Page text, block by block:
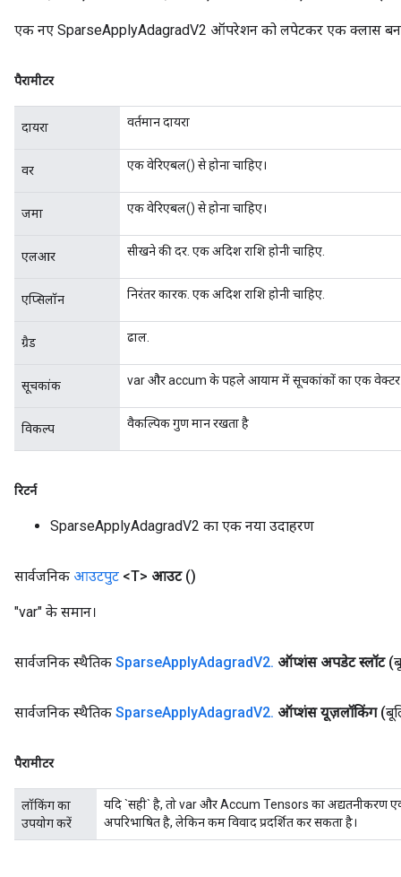
एक नए SparseApplyAdagradV2 ऑपरेशन को लपेटकर एक क्लास
पैरामीटर
दायरा वर्तमान दायरा
वर एक वेरिएबल() से होना चाहिए।
जमा एक वेरिएबल() से होना चाहिए।
एलआर सीखने की दर. एक अदिश राशि होनी चाहिए.
एप्सिलॉन निरंतर कारक. एक अदिश राशि होनी चाहिए.
ग्रैड ढाल.
सूचकांक var और accum के पहले आयाम में सूचकांकों का एक
विकल्प वैकल्पिक गुण मान रखता है
रिटर्न
SparseApplyAdagradV2 का एक नया उदाहरण
सार्वजनिक आउटपुट <T> आउट ()
"var" के समान।
सार्वजनिक स्थैतिक SparseApplyAdagradV2. ऑप्शंस अपडेट स्लॉट
सार्वजनिक स्थैतिक SparseApplyAdagradV2. ऑप्शंस यूज़लॉकिंग
पैरामीटर
लॉकिंग का
उपयोग करें
यदि `सही` है, तो var और Accum Tensors का अद्यतनीकरण एक
अपरिभाषित है, लेकिन कम विवाद प्रदर्शित कर सकता है।